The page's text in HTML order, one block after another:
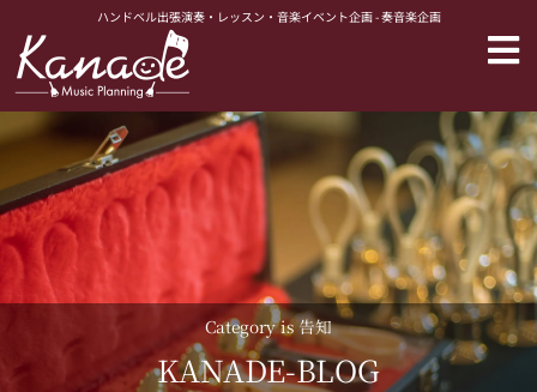
ス
キ
プ
ハンドベル出張演奏・レッスン・音楽イベント企画 - 奏音楽企画
Category is 告知
KANADE-BLOG